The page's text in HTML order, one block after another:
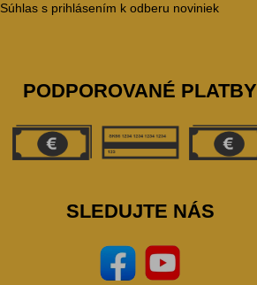
Súhlas s prihlásením k odberu noviniek
PODPOROVANÉ PLATBY
SLEDUJTE NÁS